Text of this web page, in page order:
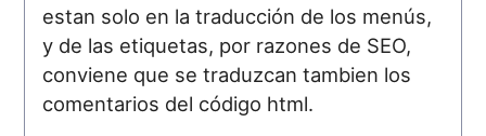
estan solo en la traducción de los menús,
y de las etiquetas, por razones de SEO,
conviene que se traduzcan tambien los
comentarios del código html.